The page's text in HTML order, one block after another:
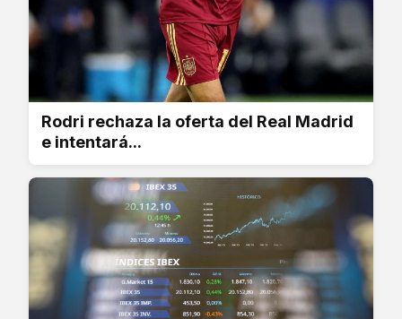
Rodri rechaza la oferta del Real Madrid
e intentará...